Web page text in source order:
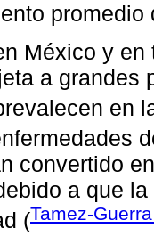
promedio
México y
a grandes
en
convertido
a que
(Tamez-